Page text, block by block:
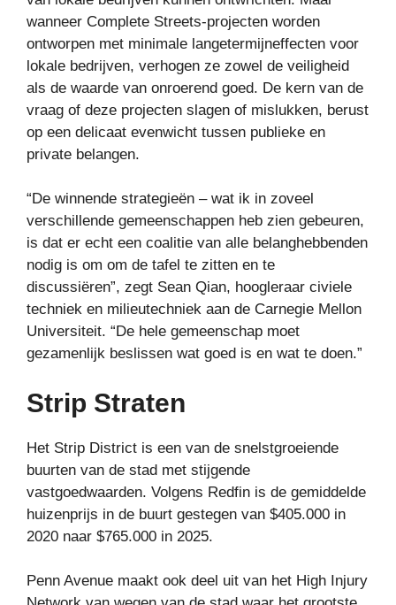
wanneer Complete Streets-projecten worden
ontworpen met minimale langetermijneffecten voor
lokale bedrijven, verhogen ze zowel de veiligheid
als de waarde van onroerend goed. De kern van de
vraag of deze projecten slagen of mislukken, berust
op een delicaat evenwicht tussen publieke en
private belangen.
“De winnende strategieën – wat ik in zoveel
verschillende gemeenschappen heb zien gebeuren,
is dat er echt een coalitie van alle belanghebbenden
nodig is om om de tafel te zitten en te
discussiëren”, zegt Sean Qian, hoogleraar civiele
techniek en milieutechniek aan de Carnegie Mellon
Universiteit. “De hele gemeenschap moet
gezamenlijk beslissen wat goed is en wat te doen.”
Strip Straten
Het Strip District is een van de snelstgroeiende
buurten van de stad met stijgende
vastgoedwaarden. Volgens Redfin is de gemiddelde
huizenprijs in de buurt gestegen van $405.000 in
2020 naar $765.000 in 2025.
Penn Avenue maakt ook deel uit van het High Injury